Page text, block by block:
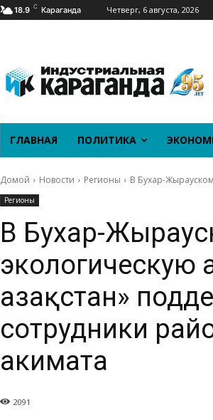
18.9 C Караганда Четверг, 6 августа, 2026
ГЛАВНАЯ ПОЛИТИКА
Домой Новости Регионы В Бухар-
Регионы
В Бухар-
экологическую
Қазақстан»
сотрудники
акимата
2091